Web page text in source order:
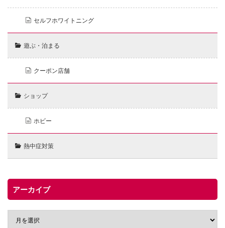
セルフホワイトニング
遊ぶ・泊まる
クーポン店舗
ショップ
ホビー
熱中症対策
アーカイブ